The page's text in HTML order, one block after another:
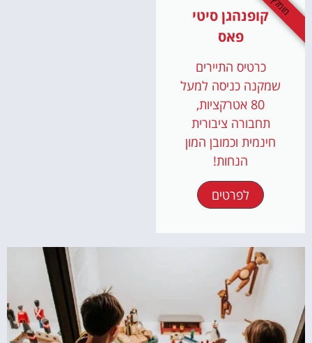
קופנהגן סיטי
פאס
כרטיס התיירים
שמקנה כניסה למעל
80 אטרקציות,
תחבורה ציבורית
חינמית וכמובן המון
הנחות!
לפרטים
מומלץ